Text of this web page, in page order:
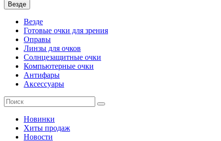
Везде
Везде
Готовые очки для зрения
Оправы
Линзы для очков
Солнцезащитные очки
Компьютерные очки
Антифары
Аксессуары
Новинки
Хиты продаж
Новости